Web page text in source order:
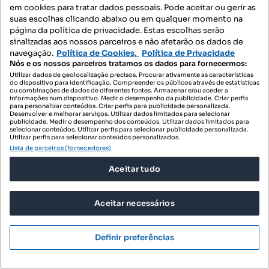
em cookies para tratar dados pessoais. Pode aceitar ou gerir as
suas escolhas clicando abaixo ou em qualquer momento na
página da política de privacidade. Estas escolhas serão
sinalizadas aos nossos parceiros e não afetarão os dados de
navegação. Política de Cookies, Política de Privacidade
Nós e os nossos parceiros tratamos os dados para fornecermos:
Utilizar dados de geolocalização precisos. Procurar ativamente as características
do dispositivo para identificação. Compreender os públicos através de estatísticas
ou combinações de dados de diferentes fontes. Armazenar e/ou aceder a
informações num dispositivo. Medir o desempenho da publicidade. Criar perfis
para personalizar conteúdos. Criar perfis para publicidade personalizada.
Desenvolver e melhorar serviços. Utilizar dados limitados para selecionar
publicidade. Medir o desempenho dos conteúdos. Utilizar dados limitados para
selecionar conteúdos. Utilizar perfis para selecionar publicidade personalizada.
Utilizar perfis para selecionar conteúdos personalizados.
Lista de parceiros (fornecedores)
Aceitar tudo
Aceitar necessários
Definir preferências